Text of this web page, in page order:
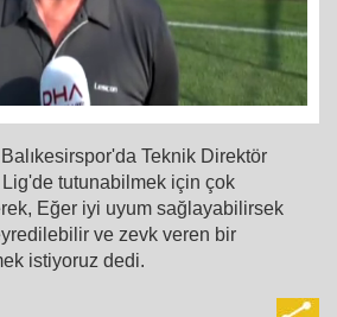
Teknik Direktör
tutunabilmek için çok
Eğer iyi uyum sağlayabilirsek
ve zevk veren bir
istiyoruz dedi.